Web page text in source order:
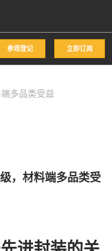
参观登记 立即订阅
多品类受益
，材料端多品类受